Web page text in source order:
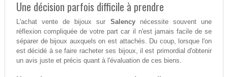
Une décision parfois difficile à prendre
L'achat vente de bijoux sur Salencynécessite souvent une
réflexion compliquée de votre part car il n'est jamais facile de se
séparer de bijoux auxquels on est attachés. Du coup, lorsque l'on
est décidé à se faire racheter ses bijoux, il est primordial d'obtenir
un avis juste et précis quant à l'évaluation de ces biens.